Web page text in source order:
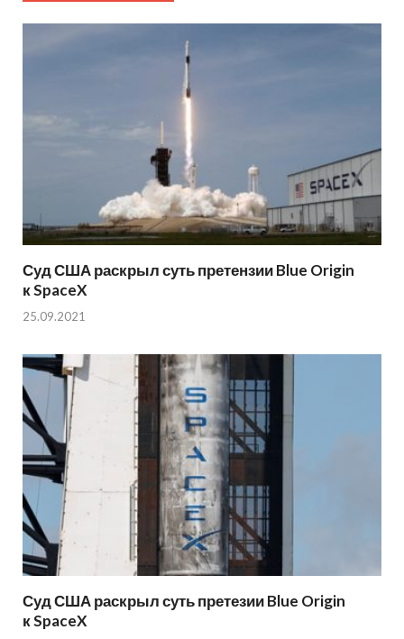
Суд США раскрыл суть претензии Blue Origin
к SpaceX
25.09.2021
Суд США раскрыл суть претезии Blue Origin
к SpaceX